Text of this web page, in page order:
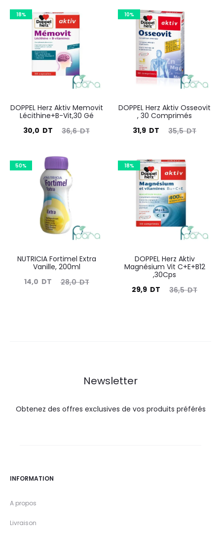
18%
DOPPEL Herz Aktiv Memovit
Lécithine+B-Vit,30 Gé
36,6DT
Le
initial
était :
36,6
DT.
30,0 DT
actuel
10%
DOPPEL Herz Aktiv Osseovit
, 30 Comprimés
35,5DT
Le
initial
était :
35,5
DT.
31,9 DT
actuel
50%
NUTRICIA Fortimel Extra
Vanille, 200ml
28,0DT
Le
14,0 DT
Le
18%
DOPPEL Herz Aktiv
Magnésium Vit C+E+B12
,30Cps
36,5DT
Le
29,9 DT
Newsletter
Obtenez des offres exclusives de vos produits préférés
INFORMATION
A propos
Livraison